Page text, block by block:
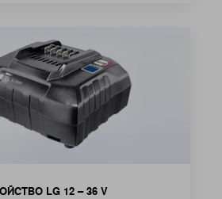
LG 12 – 36 V